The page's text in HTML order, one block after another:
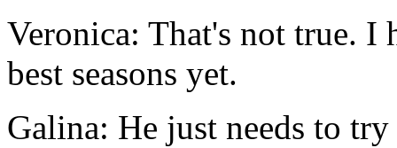
Veronica: That's not true. I
best seasons yet.
Galina: He just needs to